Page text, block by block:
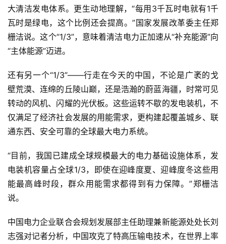
大清洁发电体系。更生动地理解，“每用3千瓦时电就有1千
瓦时是绿电，这个比例还会提高。”国家发展改革委主任郑
栅洁说。这个“1/3”，意味着清洁电力正加速从“补充能源”向
“主体能源”迈进。
还有另一个“1/3”——行走在今天的中国，不论是广袤的戈
壁荒漠、连绵的丘陵山巅，还是浩瀚的蔚蓝海疆，时常可见
转动的风机、闪耀的光伏板。这些运转不歇的发电装机，不
仅满足了经济社会发展的用能需求，更构建起覆盖城乡、联
通东西、安全可靠的全球最大电力系统。
“目前，我国已建成全球规模最大的电力基础设施体系，发
电装机容量占全球1/3，即使在迎峰度夏、迎峰度冬这些用
能最高峰时段，群众用能需求都得到有力保障。”郑栅洁
说。
中国电力企业联合会规划发展部主任助理兼新能源处处长刘
志强对记者分析，中国攻克了特高压输电技术，在世界上率